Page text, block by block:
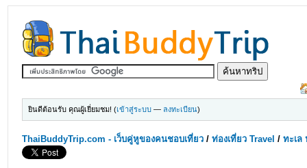
ยินดีต้อนรับ คุณผู้เยี่ยมชม! (เข้าสู่ระบบ — ลงทะเบียน)
ThaiBuddyTrip.com - เว็บคู่หูของคนชอบเที่ยว /ท่องเที่ยว Travel /ทะเล